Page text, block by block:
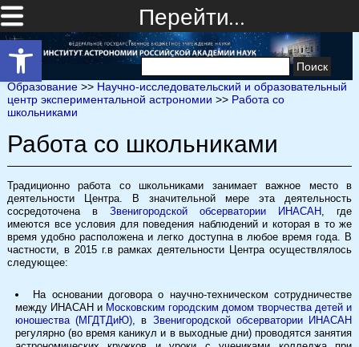
Открыть панель инструментов
Перейти…
Найти:
Образование >> Научно-исследовательский и образовательный
центр экспериментальной астрономии >> Работа со
школьниками
Работа со школьниками
Традиционно работа со школьниками занимает важное место в
деятельности Центра. В значительной мере эта деятельность
сосредоточена в Звенигородской обсерватории ИНАСАН, где
имеются все условия для поведения наблюдений и которая в то же
время удобно расположена и легко доступна в любое время года. В
частности, в 2015 г.в рамках деятельности Центраосуществлялось
следующее:
На основании договора о научно-техническом сотрудничестве
между ИНАСАН и Московским городским домом творчества детей и
юношества (МГДТДиЮ), в Звенигородской обсерватории ИНАСАН
регулярно (во время каникул и в выходные дни) проводятся занятия